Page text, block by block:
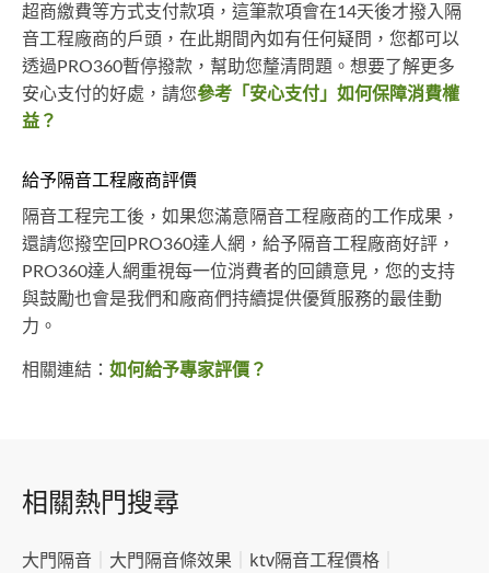
超商繳費等方式支付款項，這筆款項會在14天後才撥入隔
音工程廠商的戶頭，在此期間內如有任何疑問，您都可以
透過PRO360暫停撥款，幫助您釐清問題。想要了解更多
安心支付的好處，請您參考「安心支付」如何保障消費權
益？
給予隔音工程廠商評價
隔音工程完工後，如果您滿意隔音工程廠商的工作成果，
還請您撥空回PRO360達人網，給予隔音工程廠商好評，
PRO360達人網重視每一位消費者的回饋意見，您的支持
與鼓勵也會是我們和廠商們持續提供優質服務的最佳動
力。
相關連結： 如何給予專家評價？
相關熱門搜尋
大門隔音 大門隔音條效果 ktv隔音工程價格